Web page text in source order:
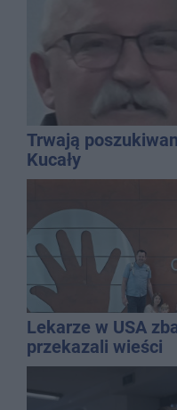
Trwają
Kucały
Lekarze w USA
przekazali wieści